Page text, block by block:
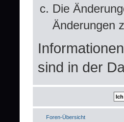
Die
Änderungen
sind in der
Foren-Übersicht